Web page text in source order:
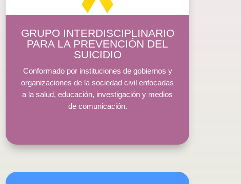
GRUPO INTERDISCIPLINARIO
PARA LA PREVENCIÓN DEL
SUICIDIO
Conformado por instituciones de gobiernos y
organizaciones de la sociedad civil enfocadas
a la salud, educación, investigación y medios
de comunicación.